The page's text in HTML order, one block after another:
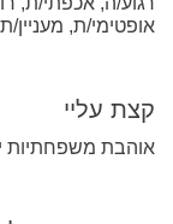
אופטימי/ת, מעניין/ת
קצת עליי
אוהבת משפחתיות יש